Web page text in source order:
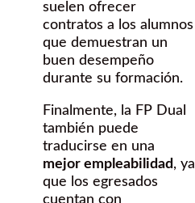
suelen ofrecer
contratos a los alumnos
que demuestran un
buen desempeño
durante su formación.
Finalmente, la FP Dual
también puede
traducirse en una
mejor empleabilidad, ya
que los egresados
cuentan con